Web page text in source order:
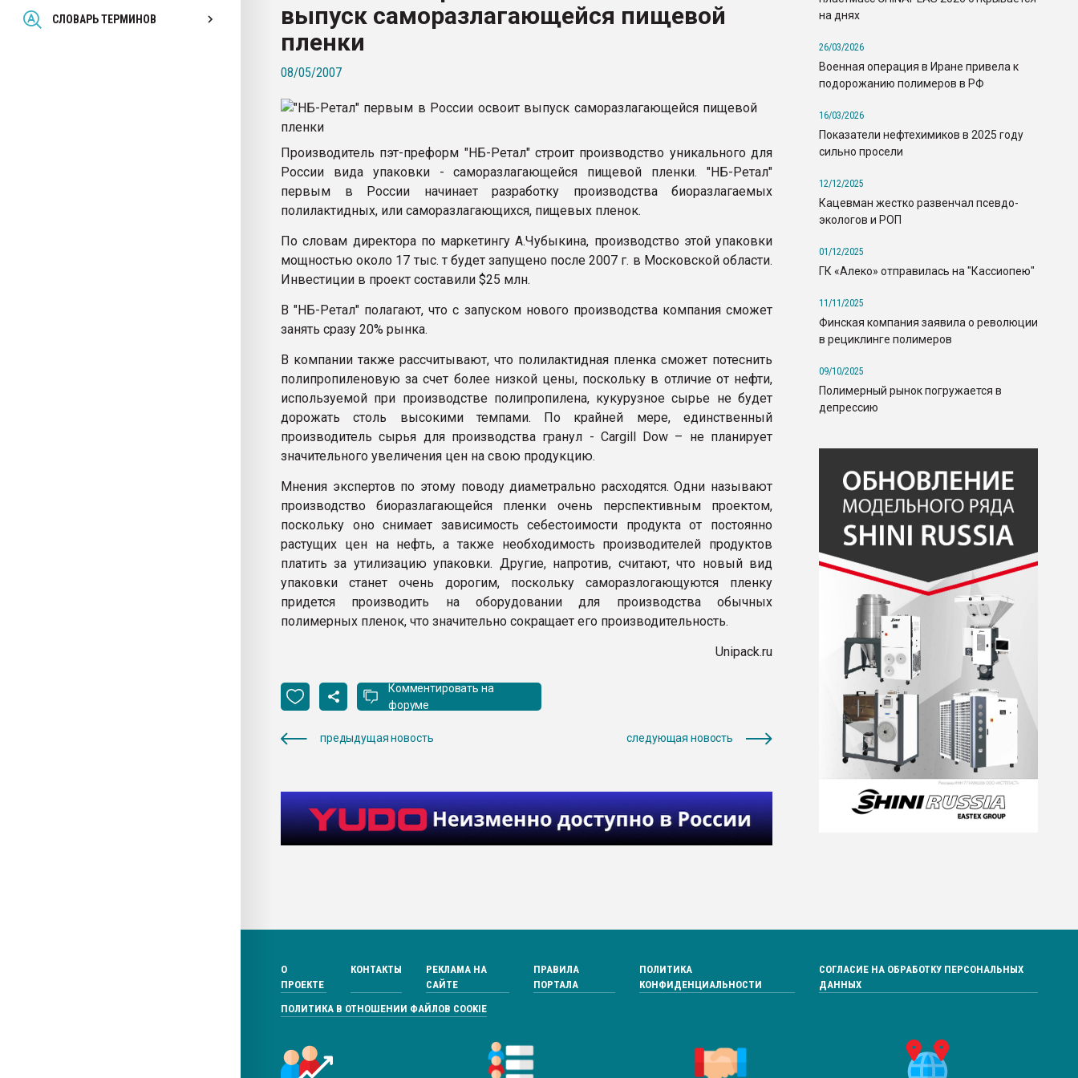
СЛОВАРЬ ТЕРМИНОВ
Всё, что касается выдува ПЭТ
бутылок
ПЕРЕЙТИ НА ФОРУМ
выпуск саморазлагающейся пищевой
пленки
08/05/2007
Производитель пэт-преформ "НБ-Ретал" строит производство уникального для
России вида упаковки - саморазлагающейся пищевой пленки. "НБ-Ретал"
первым в России начинает разработку производства биоразлагаемых
полилактидных, или саморазлагающихся, пищевых пленок.
По словам директора по маркетингу А.Чубыкина, производство этой упаковки
мощностью около 17 тыс. т будет запущено после 2007 г. в Московской области.
Инвестиции в проект составили $25 млн.
В "НБ-Ретал" полагают, что с запуском нового производства компания сможет
занять сразу 20% рынка.
В компании также рассчитывают, что полилактидная пленка сможет потеснить
полипропиленовую за счет более низкой цены, поскольку в отличие от нефти,
используемой при производстве полипропилена, кукурузное сырье не будет
дорожать столь высокими темпами. По крайней мере, единственный
производитель сырья для производства гранул - Cargill Dow – не планирует
значительного увеличения цен на свою продукцию.
Мнения экспертов по этому поводу диаметрально расходятся. Одни называют
производство биоразлагающейся пленки очень перспективным проектом,
поскольку оно снимает зависимость себестоимости продукта от постоянно
растущих цен на нефть, а также необходимость производителей продуктов
платить за утилизацию упаковки. Другие, напротив, считают, что новый вид
упаковки станет очень дорогим, поскольку саморазлогающуются пленку
придется производить на оборудовании для производства обычных
полимерных пленок, что значительно сокращает его производительность.
Unipack.ru
Комментировать на
форуме
предыдущая новость следующая новость
на днях
26/03/2026
Военная операция в Иране привела к
подорожанию полимеров в РФ
16/03/2026
Показатели нефтехимиков в 2025 году
сильно просели
12/12/2025
Кацевман жестко развенчал псевдо-
экологов и РОП
01/12/2025
ГК «Алеко» отправилась на "Кассиопею"
11/11/2025
Финская компания заявила о революции
в рециклинге полимеров
09/10/2025
Полимерный рынок погружается в
депрессию
О
ПРОЕКТЕ
КОНТАКТЫ
РЕКЛАМА НА
САЙТЕ
ПРАВИЛА
ПОРТАЛА
ПОЛИТИКА
КОНФИДЕНЦИАЛЬНОСТИ
СОГЛАСИЕ НА ОБРАБОТКУ ПЕРСОНАЛЬНЫХ
ДАННЫХ
ПОЛИТИКА В ОТНОШЕНИИ ФАЙЛОВ COOKIE